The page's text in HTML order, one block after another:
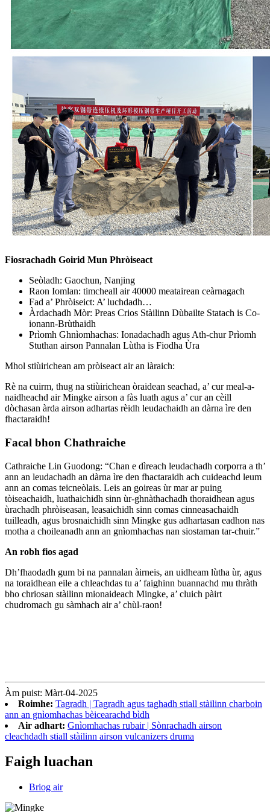
Fiosrachadh Goirid Mun Phròiseact
Seòladh: Gaochun, Nanjing
Raon Iomlan: timcheall air 40000 meatairean ceàrnagach
Fad a’ Phròiseict: A’ luchdadh…
Àrdachadh Mòr: Preas Crios Stàilinn Dùbailte Statach is Co-
ionann-Brùthaidh
Prìomh Ghnìomhachas: Ionadachadh agus Ath-chur Prìomh
Stuthan airson Pannalan Lùtha is Fiodha Ùra
Mhol stiùirichean am pròiseact air an làraich:
Rè na cuirm, thug na stiùirichean òraidean seachad, a’ cur meal-a-
naidheachd air Mingke airson a fàs luath agus a’ cur an cèill
dòchasan àrda airson adhartas rèidh leudachaidh an dàrna ìre den
fhactaraidh!
Facal bhon Chathraiche
Cathraiche Lin Guodong: “Chan e dìreach leudachadh corporra a th’
ann an leudachadh an dàrna ìre den fhactaraidh ach cuideachd leum
ann an comas teicneòlais. Leis an goireas ùr mar ar puing
tòiseachaidh, luathaichidh sinn ùr-ghnàthachadh thoraidhean agus
ùrachadh phròiseasan, leasaichidh sinn comas cinneasachaidh
tuilleadh, agus brosnaichidh sinn Mingke gus adhartasan eadhon nas
motha a choileanadh ann an gnìomhachas nan siostaman tar-chuir.”
An robh fios agad
Dh’fhaodadh gum bi na pannalan àirneis, an uidheam lùtha ùr, agus
na toraidhean eile a chleachdas tu a’ faighinn buannachd mu thràth
bho chriosan stàilinn mionaideach Mingke, a’ cluich pàirt
chudromach gu sàmhach air a’ chùl-raon!
Àm puist: Màrt-04-2025
Roimhe: Tagradh | Tagradh agus taghadh stiall stàilinn charboin
ann an gnìomhachas bèicearachd bìdh
Air adhart: Gnìomhachas rubair | Sònrachadh airson
cleachdadh stiall stàilinn airson vulcanizers druma
Faigh luachan
Briog air